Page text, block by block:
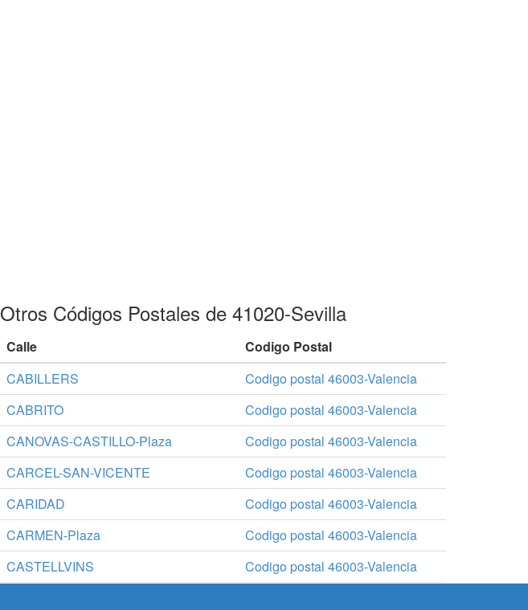
Otros Códigos Postales de 41020-Sevilla
Calle
Codigo Postal
CABILLERS
Codigo postal 46003-Valencia
CABRITO
Codigo postal 46003-Valencia
CANOVAS-CASTILLO-Plaza
Codigo postal 46003-Valencia
CARCEL-SAN-VICENTE
Codigo postal 46003-Valencia
CARIDAD
Codigo postal 46003-Valencia
CARMEN-Plaza
Codigo postal 46003-Valencia
CASTELLVINS
Codigo postal 46003-Valencia